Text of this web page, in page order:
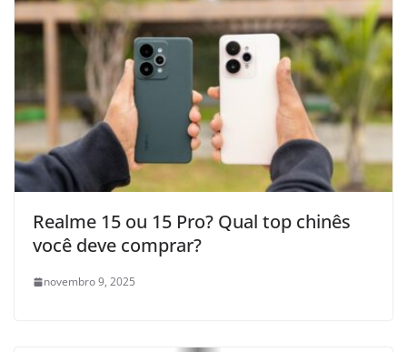
Realme 15 ou 15 Pro? Qual top chinês
você deve comprar?
novembro 9, 2025